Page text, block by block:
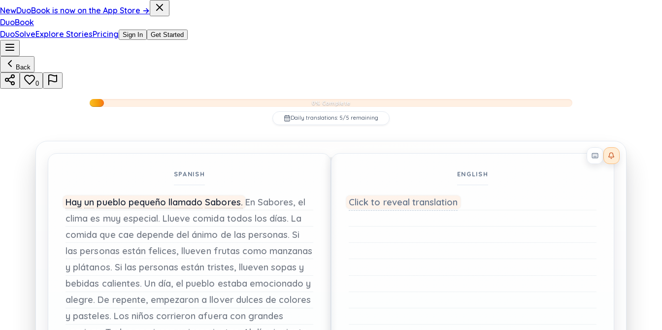
NewDuoBook is now on the App Store →
DuoBook
DuoSolveExplore StoriesPricing Sign In Get Started
Back
0
0% Complete
Daily translations: 5/5 remaining
Reader effects on
SPANISH
Hay un pueblo pequeño llamado Sabores. En Sabores, el
clima es muy especial. Llueve comida todos los días. La
comida que cae depende del ánimo de las personas. Si
las personas están felices, llueven frutas como manzanas
y plátanos. Si las personas están tristes, llueven sopas y
bebidas calientes. Un día, el pueblo estaba emocionado y
alegre. De repente, empezaron a llover dulces de colores
y pasteles. Los niños corrieron afuera con grandes
ENGLISH
Click to reveal translation